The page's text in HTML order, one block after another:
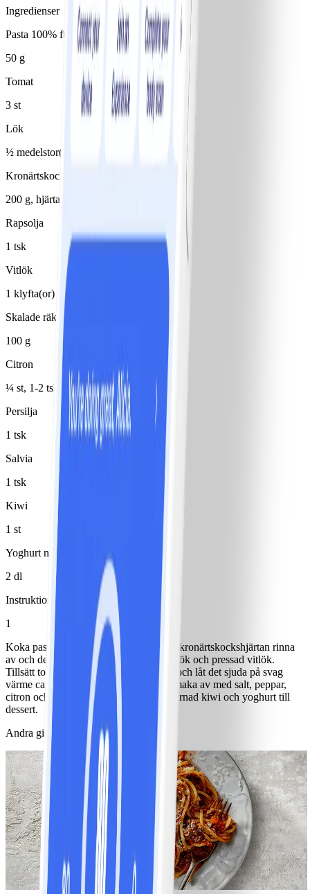
Ingredienser
Pasta 100% fullkorn, okokt (typ spaghetti)
50 g
Tomat
3 st
Lök
½ medelstor(t)/medelstora
Kronärtskocka
200 g, hjärtan
Rapsolja
1 tsk
Vitlök
1 klyfta(or)
Skalade räkor
100 g
Citron
¼ st, 1-2 tsk saft
Persilja
1 tsk
Salvia
1 tsk
Kiwi
1 st
Yoghurt naturell 0,5%
2 dl
Instruktioner
1
Koka pastan. Hacka tomat och lök. Låt kronärtskockshjärtan rinna
av och dela i 4. Hetta upp olja och fräs lök och pressad vitlök.
Tillsätt tomat och kronärtskockshjärtan och låt det sjuda på svag
värme ca 10 min. Lägg i räkorna och smaka av med salt, peppar,
citron och örter. Servera med pastan. Tärnad kiwi och yoghurt till
dessert.
Andra gillade också